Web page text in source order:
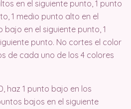
en el siguiente punto, 1 punto
1 medio punto alto en el
bajo en el siguiente punto, 1
punto. No cortes el color
de cada uno de los 4 colores
haz 1 punto bajo en los
bajos en el siguiente